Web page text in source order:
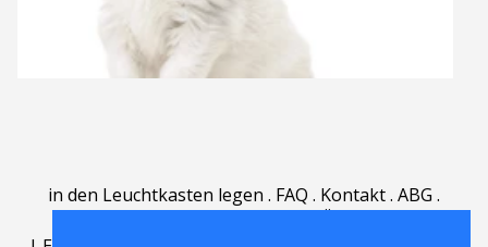
in den Leuchtkasten legen . FAQ . Kontakt. ABG .